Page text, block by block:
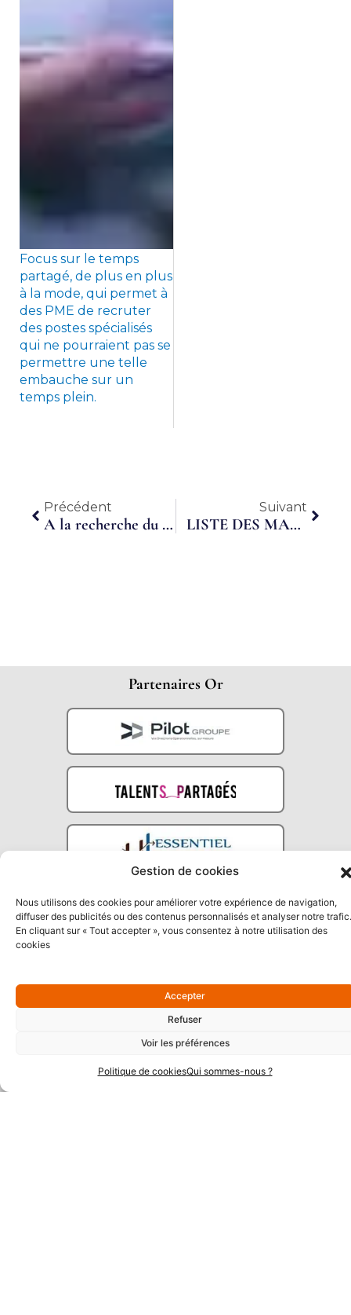
Gestion de cookies
Nous utilisons des cookies pour améliorer votre expérience de navigation,
diffuser des publicités ou des contenus personnalisés et analyser notre trafic.
En cliquant sur « Tout accepter », vous consentez à notre utilisation des
cookies
Accepter
Refuser
Voir les préférences
Politique de cookiesQui sommes-nous ?
Focus sur le temps
partagé, de plus en plus
à la mode, qui permet à
des PME de recruter
des postes spécialisés
qui ne pourraient pas se
permettre une telle
embauche sur un
temps plein.
Précédent
Précédent
A la recherche du temps partagé
Suivant
LISTE DES MANIFESTATIONS de la 4° SEMAINE DU TEMPS PARTAGÉ 2012
Partenaires Or
Partenaires Argent